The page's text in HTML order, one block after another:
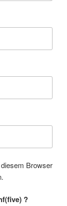
Browser
?